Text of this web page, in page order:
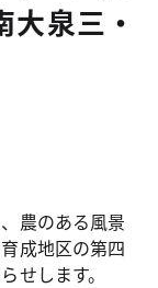
泉三・
農のある風景
成地区の第四
せします。